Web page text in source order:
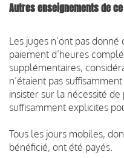
Autres enseignements de
Les juges n’ont pas
paiement d’heures
supplémentaires,
n’étaient pas
insister sur la nécessité
suffisamment explicites
Tous les jours mobiles,
bénéficié, ont été payés.